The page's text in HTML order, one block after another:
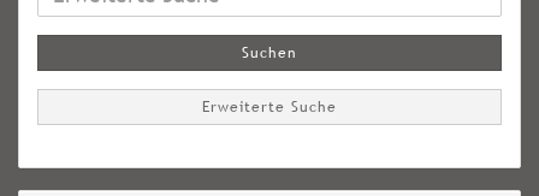
Suche
Suchen
Erweiterte Suche